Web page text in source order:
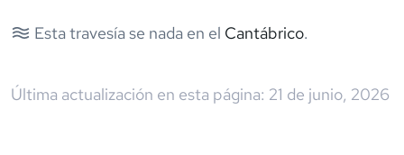
Esta travesía se nada en el Cantábrico.
Última actualización en esta página: 21 de junio, 2026